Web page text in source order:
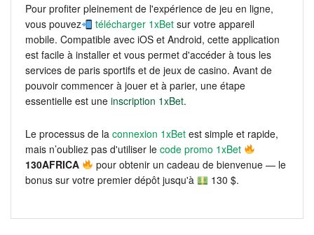
Pour profiter pleinement de l'expérience de jeu en ligne,
vous pouvez
télécharger 1xBet sur votre appareil
mobile. Compatible avec iOS et Android, cette application
est facile à installer et vous permet d'accéder à tous les
services de paris sportifs et de jeux de casino. Avant de
pouvoir commencer à jouer et à parier, une étape
essentielle est une inscription 1xBet.
Le processus de la connexion 1xBet est simple et rapide,
mais n’oubliez pas d'utiliser le code promo 1xBet
130AFRICA
pour obtenir un cadeau de bienvenue — le
bonus sur votre premier dépôt jusqu'à
130 $.